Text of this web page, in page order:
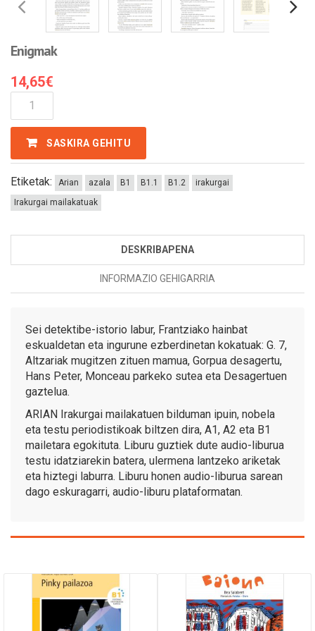
Enigmak
14,65€
Enigmak
Kantitatea
SASKIRA GEHITU
Etiketak: Arian azala B1 B1.1 B1.2
irakurgai
Irakurgai mailakatuak
DESKRIBAPENA
INFORMAZIO GEHIGARRIA
Sei detektibe-istorio labur, Frantziako hainbat
eskualdetan eta ingurune ezberdinetan kokatuak: G. 7,
Altzariak mugitzen zituen mamua, Gorpua desagertu,
Hans Peter, Monceau parkeko sutea eta Desagertuen
gaztelua.
ARIAN Irakurgai mailakatuen bilduman ipuin, nobela
eta testu periodistikoak biltzen dira, A1, A2 eta B1
mailetara egokituta. Liburu guztiek dute audio-liburua
testu idatziarekin batera, ulermena lantzeko ariketak
eta hiztegi laburra. Liburu honen audio-liburua sarean
dago eskuragarri, audio-liburu plataformatan.